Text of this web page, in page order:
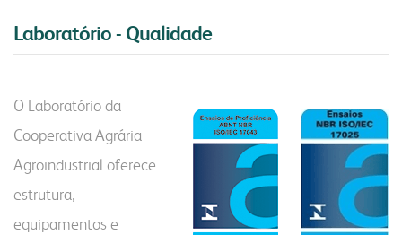
Laboratório - Qualidade
O Laboratório da
Cooperativa Agrária
Agroindustrial oferece
estrutura,
equipamentos e